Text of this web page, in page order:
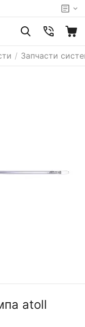
/ Запчасти
atoll